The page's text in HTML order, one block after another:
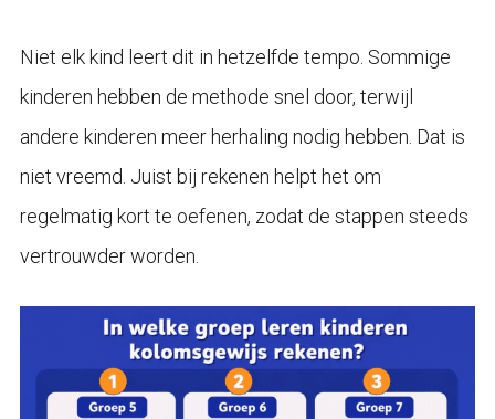
Niet elk kind leert dit in hetzelfde tempo. Sommige
kinderen hebben de methode snel door, terwijl
andere kinderen meer herhaling nodig hebben. Dat is
niet vreemd. Juist bij rekenen helpt het om
regelmatig kort te oefenen, zodat de stappen steeds
vertrouwder worden.